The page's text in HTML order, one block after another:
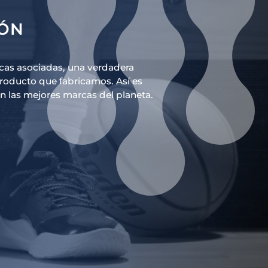
asociadas, una verdadera
que fabricamos. Así es
las mejores marcas del planeta.